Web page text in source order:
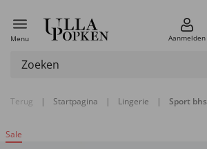
Menu Aanmelden
Terug | Startpagina | Lingerie | Sport bhs
Sale